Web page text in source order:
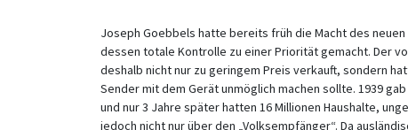
Joseph Goebbels hatte bereits früh die Macht des
dessen totale Kontrolle zu einer Priorität gemacht. Der
deshalb nicht nur zu geringem Preis verkauft, sondern
Sender mit dem Gerät unmöglich machen sollte. 1939
und nur 3 Jahre später hatten 16 Millionen Haushalte,
jedoch nicht nur über den „Volksempfänger“. Da